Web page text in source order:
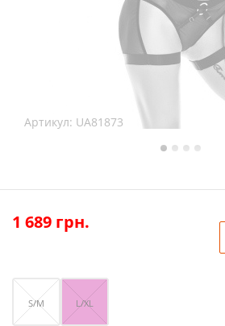
Артикул: UA81873
1 689 грн.
S/M L/XL